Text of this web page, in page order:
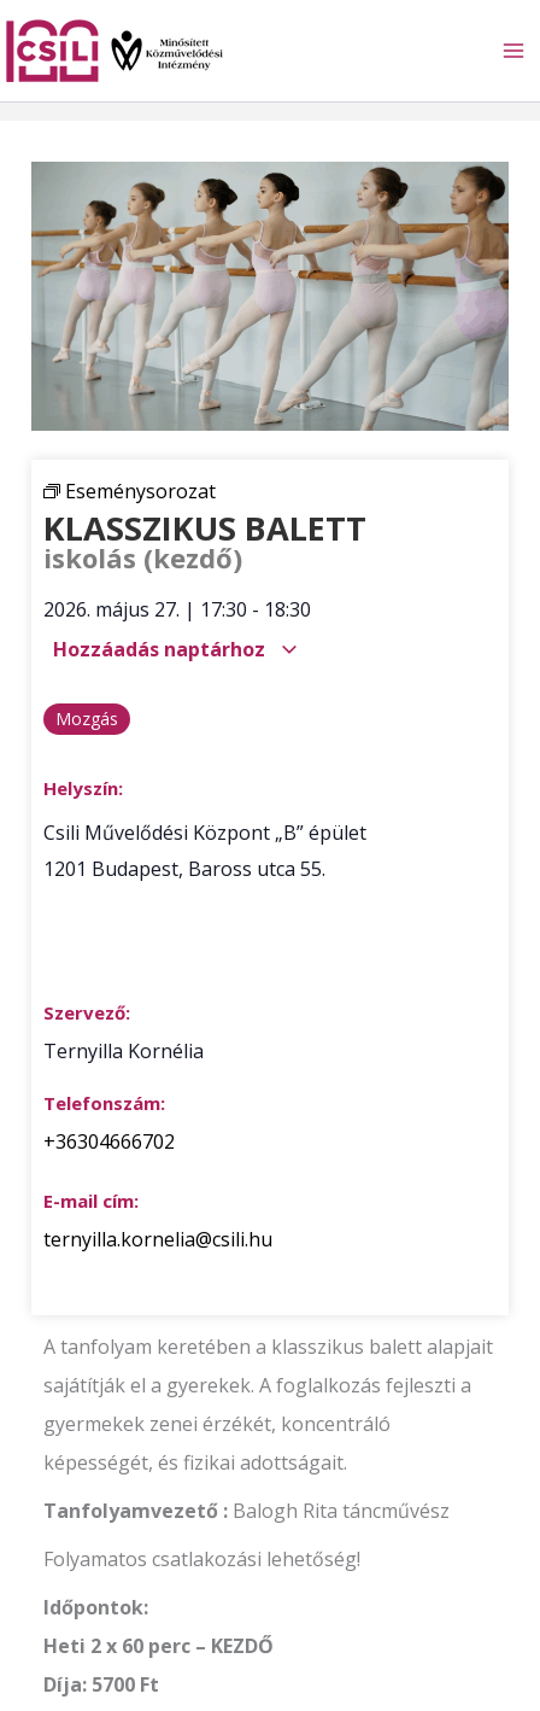
Skip
to
content
Eseménysorozat
KLASSZIKUS BALETT
iskolás (kezdő)
2026. május 27. | 17:30 - 18:30
Hozzáadás naptárhoz
Mozgás
Helyszín:
Csili Művelődési Központ „B” épület
1201 Budapest, Baross utca 55.
Szervező:
Ternyilla Kornélia
Telefonszám:
+36304666702
E-mail cím:
ternyilla.kornelia@csili.hu
A tanfolyam keretében a klasszikus balett alapjait
sajátítják el a gyerekek. A foglalkozás fejleszti a
gyermekek zenei érzékét, koncentráló
képességét, és fizikai adottságait.
Tanfolyamvezető : Balogh Rita táncművész
Folyamatos csatlakozási lehetőség!
Időpontok:
Heti 2 x 60 perc – KEZDŐ
Díja: 5700 Ft